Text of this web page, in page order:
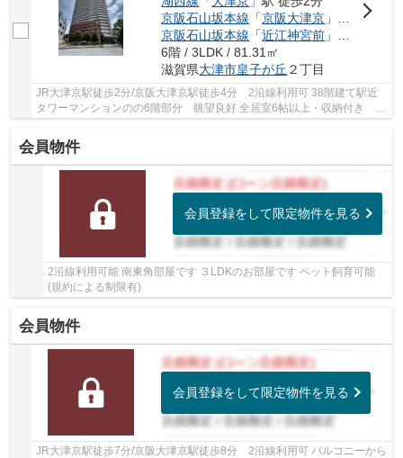
京阪石山坂本線 「京阪大津京 」駅 徒歩4分
京阪石山坂本線 「近江神宮前 」駅 徒歩10分
6階 / 3LDK / 81.31㎡
滋賀県大津市皇子が丘 ２丁目
JR大津京駅徒歩2分/京阪大津京駅徒歩4分 2沿線利用可 38階建て駅近
タワーマンションのの6階部分 眺望良好 全居室6帖以上・収納付き ペ
会員物件
会員登録をして限定物件を見る
2沿線利用可能 南東角部屋です ３LDKのお部屋です ペット飼育可能
(規約による制限有)
会員物件
会員登録をして限定物件を見る
JR大津京駅徒歩7分/京阪大津京駅徒歩8分 2沿線利用可 バルコニーから